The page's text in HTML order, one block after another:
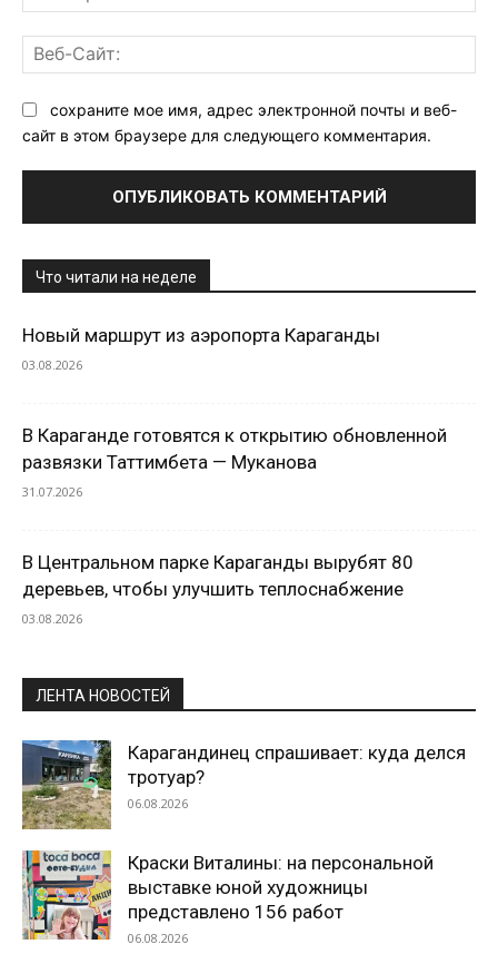
сохраните мое имя, адрес электронной почты и веб-
сайт в этом браузере для следующего комментария.
Что читали на неделе
Новый маршрут из аэропорта Караганды
03.08.2026
В Караганде готовятся к открытию обновленной
развязки Таттимбета — Муканова
31.07.2026
В Центральном парке Караганды вырубят 80
деревьев, чтобы улучшить теплоснабжение
03.08.2026
ЛЕНТА НОВОСТЕЙ
Карагандинец спрашивает: куда делся
тротуар?
06.08.2026
Краски Виталины: на персональной
выставке юной художницы
представлено 156 работ
06.08.2026